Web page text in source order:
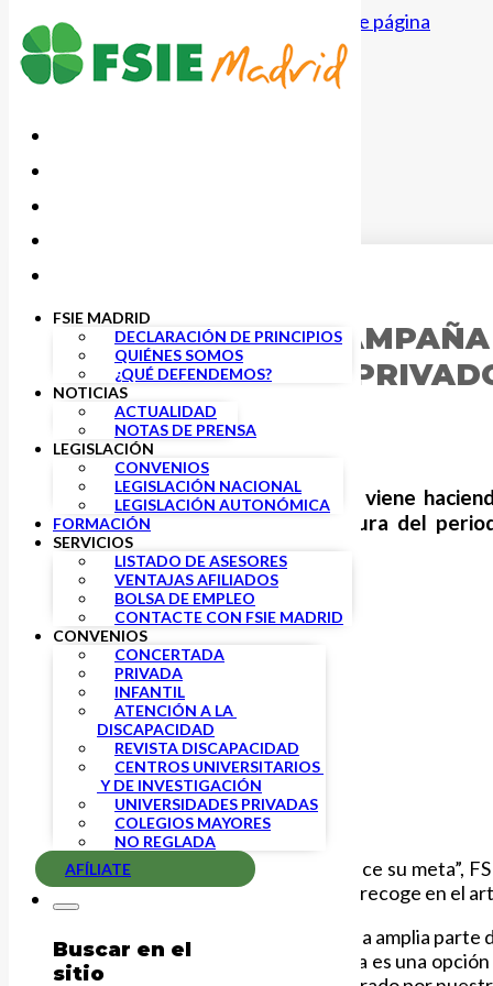
Saltar al contenido principal Saltar al pie de página
FSIE MADRID
DECLARACIÓN DE PRINCIPIOS
QUIÉNES SOMOS
¿QUÉ DEFENDEMOS?
NOTICIAS
ACTUALIDAD
NOTAS DE PRENSA
LEGISLACIÓN
CONVENIOS
LEGISLACIÓN NACIONAL
LEGISLACIÓN AUTONÓMICA
FORMACIÓN
SERVICIOS
LISTADO DE ASESORES
VENTAJAS AFILIADOS
BOLSA DE EMPLEO
CONTACTE CON FSIE MADRID
CONVENIOS
CONCERTADA
PRIVADA
INFANTIL
ATENCIÓN A LA
DISCAPACIDAD
REVISTA DISCAPACIDAD
CENTROS UNIVERSITARIOS
Y DE INVESTIGACIÓN
UNIVERSIDADES PRIVADAS
COLEGIOS MAYORES
NO REGLADA
AFÍLIATE
Buscar en el
sitio
FSIE LANZA SU
CONCERTADOS Y
FSIEha puesto en marcha, como viene
privados, aprovechando la apertura del
autónomas.
Bajo el lema “Dale alas para que alcance su
adecuada para sus hijos, tal y como se recoge en el
Con esta acción, FSIE, como voz de una amplia
que la educación concertada y privada es una